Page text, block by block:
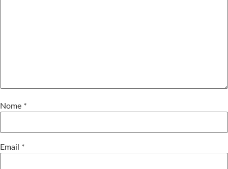
Nome *
Email *